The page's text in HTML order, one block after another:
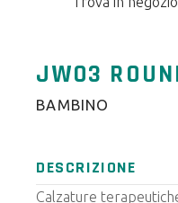
JW03
BAMBINO
DESCRIZIONE
Calzature